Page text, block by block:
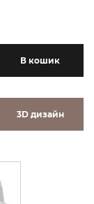
В кошик
3D дизайн